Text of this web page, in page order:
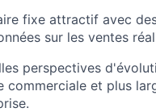
fixe attractif avec
sur les ventes
perspectives
commerciale et plus